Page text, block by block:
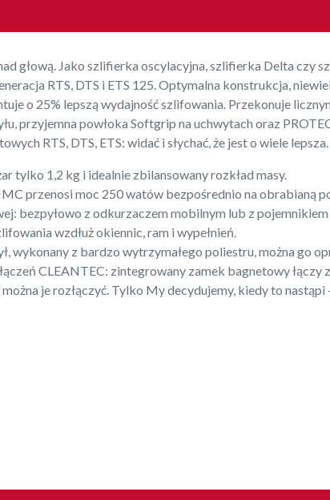
głową. Jako szlifierka oscylacyjna, szlifierka Delta czy
RTS, DTS i ETS 125. Optymalna konstrukcja,
o 25% lepszą wydajność szlifowania. Przekonuje
przyjemna powłoka Softgrip na uchwytach oraz
RTS, DTS, ETS: widać i słychać, że jest o wiele lepsza.
tylko 1,2 kg i idealnie zbilansowany rozkład masy.
przenosi moc 250 watów bezpośrednio na obrabianą
bezpyłowo z odkurzaczem mobilnym lub z pojemnikiem
wzdłuż okiennic, ram i wypełnień.
wykonany z bardzo wytrzymałego poliestru, można go
CLEANTEC: zintegrowany zamek bagnetowy łączy
je rozłączyć. Tylko My decydujemy, kiedy to nastąpi